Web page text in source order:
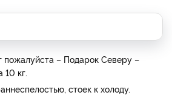
пожалуйста – Подарок Северу –
10 кг.
стоек к холоду.